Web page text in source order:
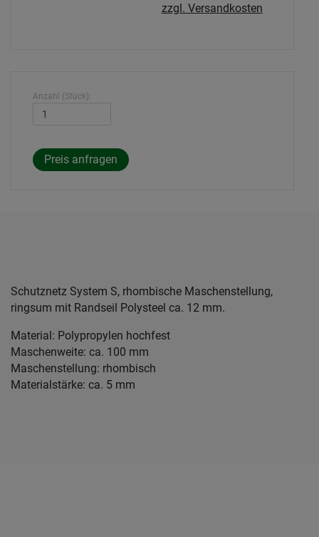
zzgl. Versandkosten
Anzahl (Stück):
Schutznetz System S, rhombische Maschenstellung,
ringsum mit Randseil Polysteel ca. 12 mm.
Material: Polypropylen hochfest
Maschenweite: ca. 100 mm
Maschenstellung: rhombisch
Materialstärke: ca. 5 mm